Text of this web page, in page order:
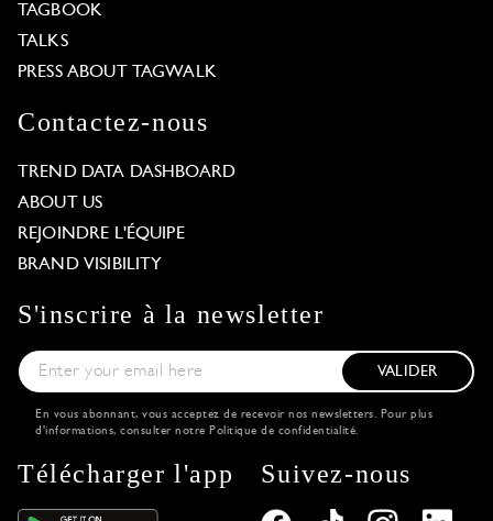
TAGBOOK
TALKS
PRESS ABOUT TAGWALK
Contactez-nous
TREND DATA DASHBOARD
ABOUT US
REJOINDRE L'ÉQUIPE
BRAND VISIBILITY
S'inscrire à la newsletter
VALIDER
En vous abonnant, vous acceptez de recevoir nos newsletters. Pour plus
d'informations, consulter notre Politique de confidentialité.
Télécharger l'app Suivez-nous